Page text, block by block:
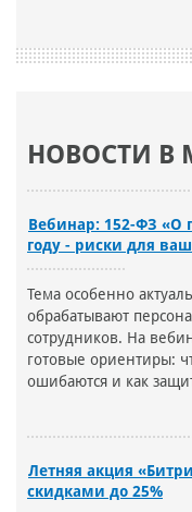
НОВОСТИ В
Вебинар: 152-ФЗ «О
году - риски для
Тема особенно
обрабатывают
сотрудников. На
готовые ориентиры:
ошибаются и как
Летняя акция
скидками до 25%